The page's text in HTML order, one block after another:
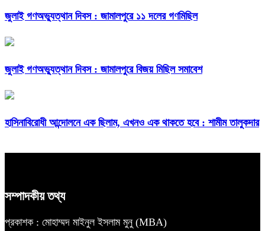
জুলাই গণঅভ্যুত্থান দিবস : জামালপুরে ১১ দলের গণমিছিল
জুলাই গণঅভ্যুত্থান দিবস : জামালপুরে বিজয় মিছিল সমাবেশ
হাসিনাবিরোধী আন্দোলনে এক ছিলাম, এখনও এক থাকতে হবে : শামীম তালুকদার
সম্পাদকীয় তথ্য
প্রকাশক : মোহাম্মদ মাইনুল ইসলাম মুনু (MBA)